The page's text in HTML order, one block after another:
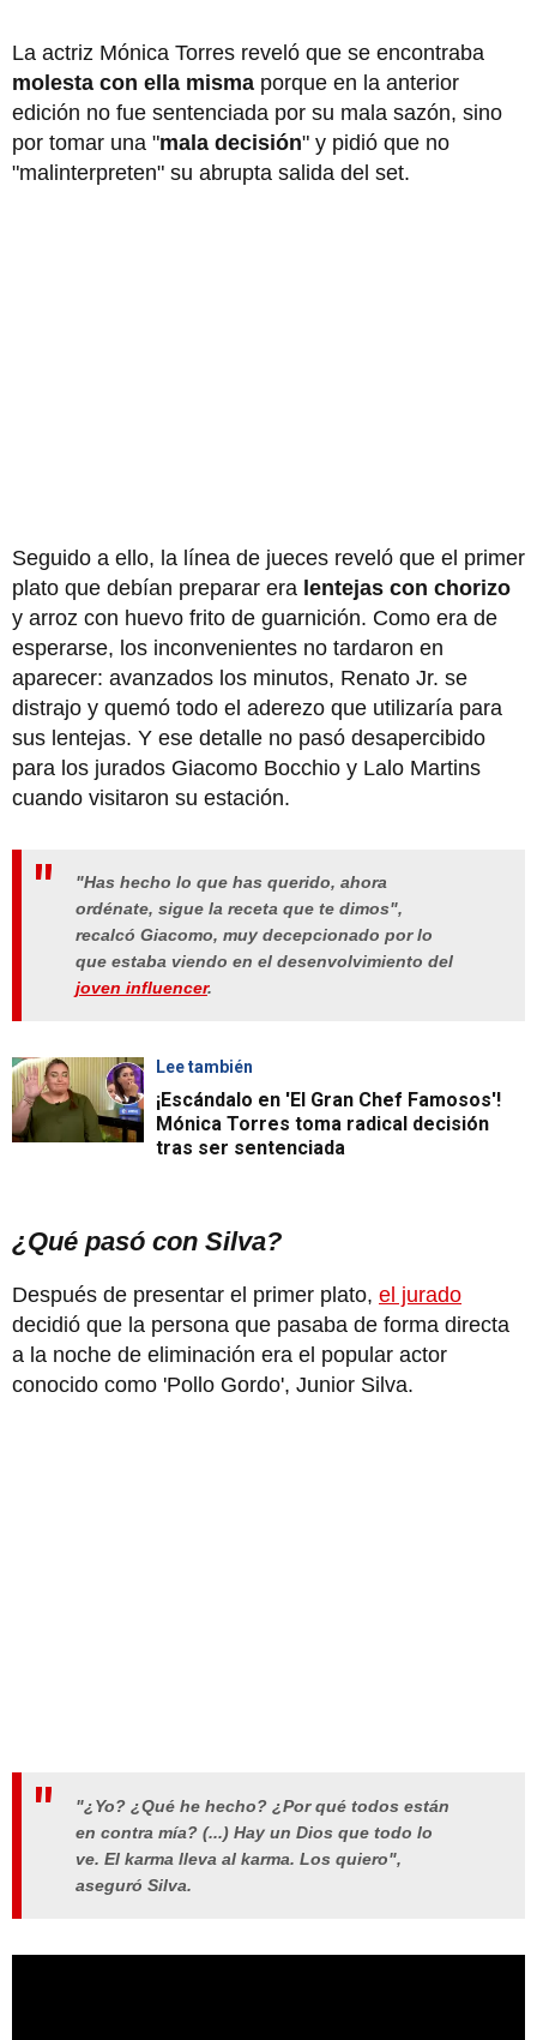
La actriz Mónica Torres reveló que se encontraba
molesta con ella misma porque en la anterior
edición no fue sentenciada por su mala sazón, sino
por tomar una "mala decisión" y pidió que no
"malinterpreten" su abrupta salida del set.
Seguido a ello, la línea de jueces reveló que el primer
plato que debían preparar era lentejas con chorizo
y arroz con huevo frito de guarnición. Como era de
esperarse, los inconvenientes no tardaron en
aparecer: avanzados los minutos, Renato Jr. se
distrajo y quemó todo el aderezo que utilizaría para
sus lentejas. Y ese detalle no pasó desapercibido
para los jurados Giacomo Bocchio y Lalo Martins
cuando visitaron su estación.
"Has hecho lo que has querido, ahora
ordénate, sigue la receta que te dimos",
recalcó Giacomo, muy decepcionado por lo
que estaba viendo en el desenvolvimiento del
joven influencer.
Lee también
¡Escándalo en 'El Gran Chef Famosos'!
Mónica Torres toma radical decisión
tras ser sentenciada
¿Qué pasó con Silva?
Después de presentar el primer plato, el jurado
decidió que la persona que pasaba de forma directa
a la noche de eliminación era el popular actor
conocido como 'Pollo Gordo', Junior Silva.
"¿Yo? ¿Qué he hecho? ¿Por qué todos están
en contra mía? (...) Hay un Dios que todo lo
ve. El karma lleva al karma. Los quiero",
aseguró Silva.